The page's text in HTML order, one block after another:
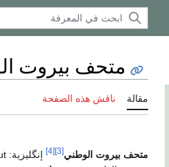
متحف بيروت
مقالة ناقش هذه الصفحة
متحف بيروت الوطني[3]
[4] إنگليزية: